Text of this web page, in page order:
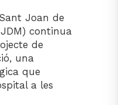
Joan de
continua
de
una
que
a les